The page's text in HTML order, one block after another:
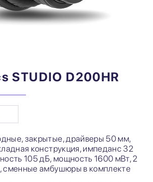
STUDIO D200HR
закрытые, драйверы 50 мм,
конструкция, импеданс 32
105 дБ, мощность 1600 мВт, 2
сменные амбушюры в комплекте